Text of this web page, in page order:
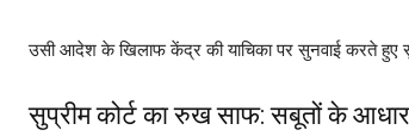
उसी आदेश के खिलाफ केंद्र की याचिका पर सुनवाई करते हुए
सुप्रीम कोर्ट का रुख साफ: सबूतों के आधार